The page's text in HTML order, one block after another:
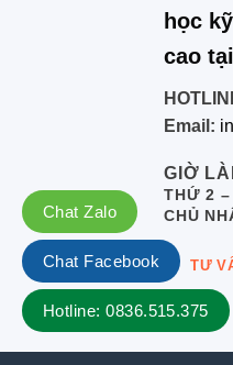
Chat Zalo
Chat Facebook
Hotline: 0836.515.375
học
cao
Email:
GIỜ
THỨ 2
CHỦ
TƯ